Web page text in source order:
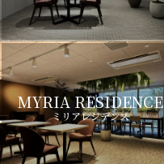
MYRIA RESIDENCE
ミリアレジデンス